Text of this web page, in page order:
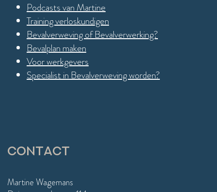
Podcasts van Martine
Training verloskundigen
Bevalverweving of Bevalverwerking?
Bevalplan maken
Voor werkgevers
Specialist in Bevalverweving worden?
Contact
Martine Wagemans